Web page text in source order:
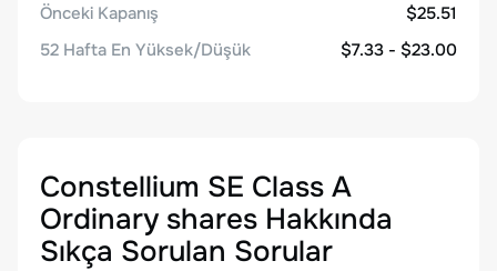
Önceki Kapanış
$25.51
52 Hafta En Yüksek/Düşük
$7.33 - $23.00
Constellium SE Class A
Ordinary shares Hakkında
Sıkça Sorulan Sorular